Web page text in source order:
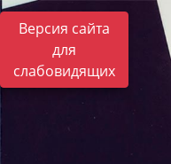
Версия сайта
для
слабовидящих